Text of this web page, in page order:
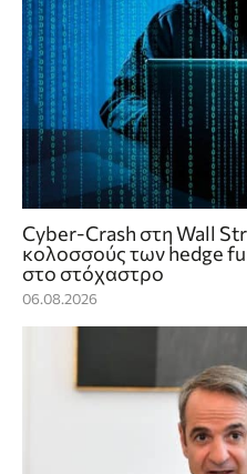
Cyber-Crash στη Wall
κολοσσούς των hedge
στο στόχαστρο
06.08.2026